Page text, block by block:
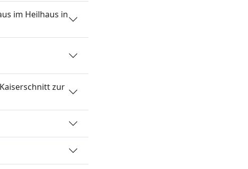
im Heilhaus in
zur